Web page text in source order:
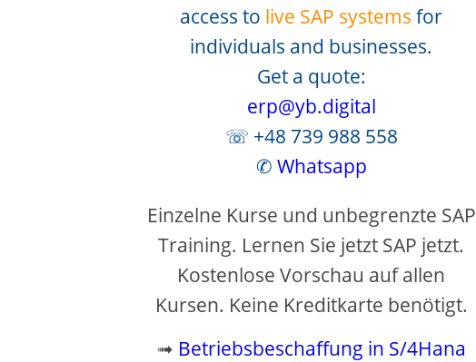
access to live SAP systems for
individuals and businesses.
Get a quote:
erp@yb.digital
☏ +48 739 988 558
✆ Whatsapp
Einzelne Kurse und unbegrenzte SAP
Training. Lernen Sie jetzt SAP jetzt.
Kostenlose Vorschau auf allen
Kursen. Keine Kreditkarte benötigt.
➟ Betriebsbeschaffung in S/4Hana